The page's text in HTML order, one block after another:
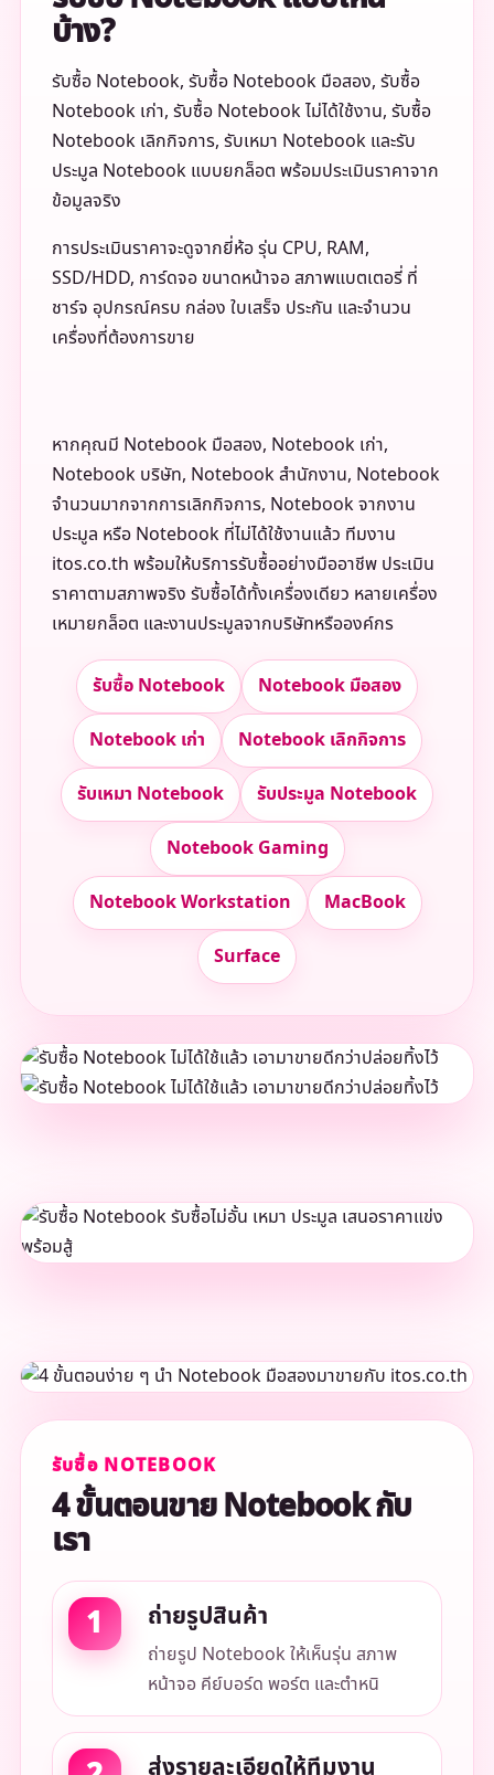
บ้าง?
รับซื้อ Notebook, รับซื้อ Notebook มือสอง, รับซื้อ
Notebook เก่า, รับซื้อ Notebook ไม่ได้ใช้งาน, รับซื้อ
Notebook เลิกกิจการ, รับเหมา Notebook และรับ
ประมูล Notebook แบบยกล็อต พร้อมประเมินราคาจาก
ข้อมูลจริง
การประเมินราคาจะดูจากยี่ห้อ รุ่น CPU, RAM,
SSD/HDD, การ์ดจอ ขนาดหน้าจอ สภาพแบตเตอรี่ ที่
ชาร์จ อุปกรณ์ครบ กล่อง ใบเสร็จ ประกัน และจำนวน
เครื่องที่ต้องการขาย
หากคุณมี Notebook มือสอง, Notebook เก่า,
Notebook บริษัท, Notebook สำนักงาน, Notebook
จำนวนมากจากการเลิกกิจการ, Notebook จากงาน
ประมูล หรือ Notebook ที่ไม่ได้ใช้งานแล้ว ทีมงาน
itos.co.th พร้อมให้บริการรับซื้ออย่างมืออาชีพ ประเมิน
ราคาตามสภาพจริง รับซื้อได้ทั้งเครื่องเดียว หลายเครื่อง
เหมายกล็อต และงานประมูลจากบริษัทหรือองค์กร
รับซื้อ Notebook Notebook มือสอง
Notebook เก่า Notebook เลิกกิจการ
รับเหมา Notebook รับประมูล Notebook
Notebook Gaming
Notebook Workstation MacBook
Surface
รับซื้อ NOTEBOOK
4 ขั้นตอนขาย Notebook กับ
เรา
ถ่ายรูปสินค้า
ถ่ายรูป Notebook ให้เห็นรุ่น สภาพ
หน้าจอ คีย์บอร์ด พอร์ต และตำหนิ
ส่งรายละเอียดให้ทีมงาน